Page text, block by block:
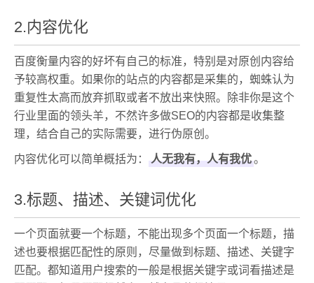
2.内容优化
百度衡量内容的好坏有自己的标准，特别是对原创内容给
予较高权重。如果你的站点的内容都是采集的，蜘蛛认为
重复性太高而放弃抓取或者不放出来快照。除非你是这个
行业里面的领头羊，不然许多做SEO的内容都是收集整
理，结合自己的实际需要，进行伪原创。
内容优化可以简单概括为： 人无我有，人有我优。
3.标题、描述、关键词优化
一个页面就要一个标题，不能出现多个页面一个标题，描
述也要根据匹配性的原则，尽量做到标题、描述、关键字
匹配。都知道用户搜索的一般是根据关键字或词看描述是